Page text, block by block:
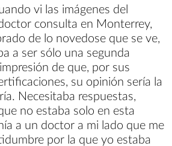
vi las imágenes del
consulta en Monterrey,
de lo novedose que se ve,
a ser sólo una segunda
de que, por sus
su opinión sería la
Necesitaba respuestas,
no estaba solo en esta
a un doctor a mi lado que me
por la que yo estaba